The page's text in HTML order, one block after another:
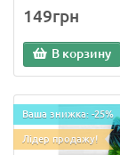
149грн
В корзину
Ваша знижка: -25%
Лідер продажу!